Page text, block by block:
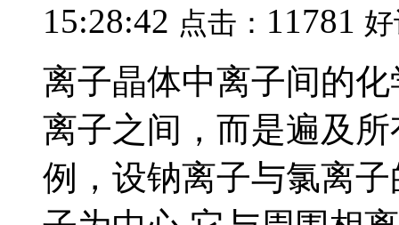
15:28:42 点击： 11781
离子晶体中离子间的
离子之间，而是遍及
例，设钠离子与氯离